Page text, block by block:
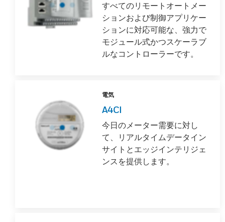
すべてのリモートオートメー
ションおよび制御アプリケー
ションに対応可能な、強力で
モジュール式かつスケーラブ
ルなコントローラーです。
電気
A4CI
今日のメーター需要に対し
て、リアルタイムデータイン
サイトとエッジインテリジェ
ンスを提供します。